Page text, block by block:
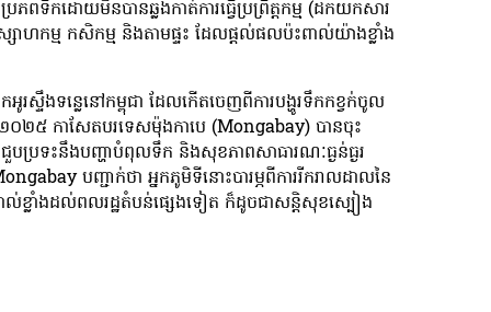
ពទឹកដោយមិនបានឆ្លងកាត់ការធ្វើប្រព្រឹត្តកម្ម (ដកយកសារ
ម្ម កសិកម្ម និងតាមផ្ទះ ដែលផ្តល់ផលប៉ះពាល់យ៉ាងខ្លាំង
ស្ទឹងទន្លេនៅកម្ពុជា ដែលកើតចេញពីការបង្ហូរទឹកកខ្វក់ចូល
០២៥ កាសែតបរទេសម៉ុងកាបេ (Mongabay) បានចុះ
ប្រទះនឹងបញ្ហាបំពុលទឹក និងសុខភាពសាធារណៈធ្ងន់ធ្ងរ
បញ្ជាក់ថា អ្នកភូមិទីនោះបារម្ភពីការរីករាលដាលនៃ
ល់ខ្លាំងដល់ពលរដ្ឋតំបន់ផ្សេងទៀត ក៏ដូចជាសន្តិសុខស្បៀង